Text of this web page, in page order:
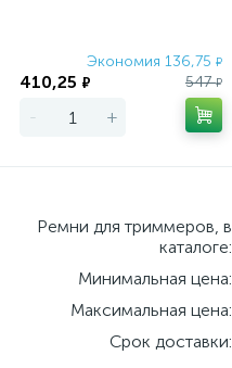
Экономия 136,75 ₽
410,25 ₽ 547₽
- +
Ремни для триммеров, в
каталоге:
Минимальная цена:
Максимальная цена:
Срок доставки: